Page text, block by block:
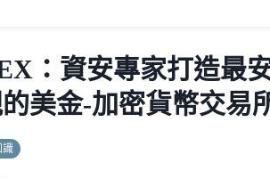
：資安專家打造最
美金-加密貨幣交易
識